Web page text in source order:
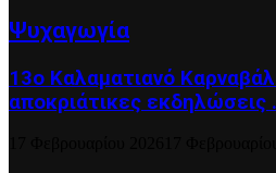
Ψυχαγωγία
13ο Καλαματιανό
αποκριάτικες εκδηλώσεις